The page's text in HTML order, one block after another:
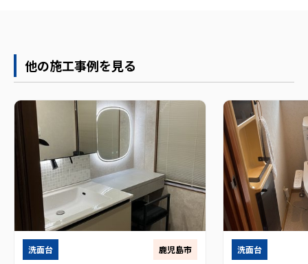
他の施工事例を見る
洗面台 鹿児島市 洗面台